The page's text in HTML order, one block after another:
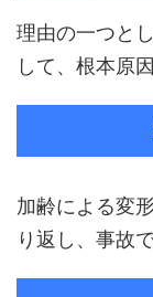
理由の一つと
して、根本原
加齢による変
り返し、事故